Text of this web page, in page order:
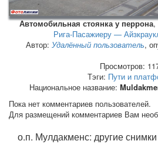
Автомобильная стоянка у перрона,
Рига-Пасажиеру —
Автор: Удалённый пользователь,
Просмотров:
Тэги: Пути и
Национальное название:
Пока нет комментариев пользователей.
Для размещений комментариев Вам
о.п. Мулдакменс: другие снимки